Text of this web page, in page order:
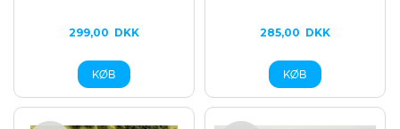
299,00 DKK 285,00 DKK